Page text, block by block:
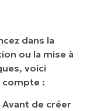
dans la
ou la mise à
voici
compte :
Avant de créer